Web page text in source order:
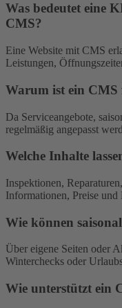
Was bedeutet eine
CMS?
Eine Website mit CMS
Leistungen,
Warum ist ein
Da Serviceangebote,
regelmäßig angepasst
Welche Inhalte
Inspektionen,
Informationen, Preise und
Wie können
Über eigene Seiten oder
Winterchecks oder
Wie unterstützt ein